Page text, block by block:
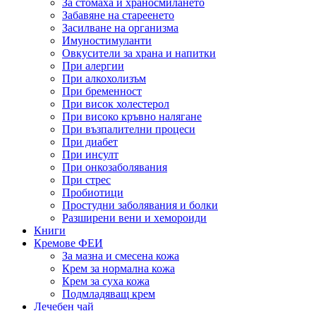
За стомаха и храносмилането
Забавяне на стареенето
Засилване на организма
Имуностимуланти
Овкусители за храна и напитки
При алергии
При алкохолизъм
При бременност
При висок холестерол
При високо кръвно налягане
При възпалителни процеси
При диабет
При инсулт
При онкозаболявания
При стрес
Пробиотици
Простудни заболявания и болки
Разширени вени и хемороиди
Книги
Кремове ФЕИ
За мазна и смесена кожа
Крем за нормална кожа
Крем за суха кожа
Подмладяващ крем
Лечебен чай